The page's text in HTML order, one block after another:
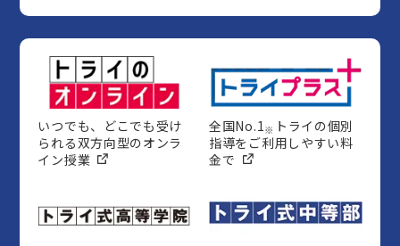
いつでも、どこでも受け
られる双方向型のオンラ
イン授業
全国No.1※ トライの個別
指導をご利用しやすい料
金で